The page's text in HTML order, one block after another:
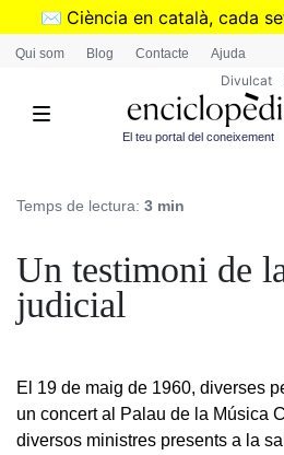
Vés
✉️ Ciència en català, cada
➜Subscriu-te al
Qui som Blog Contacte Ajuda
Divulcat
El teu portal del coneixement
Temps de lectura: 3 min
Un testimoni de
judicial
El 19 de maig de 1960, diverses
un concert al Palau de la Música
diversos ministres presents a la